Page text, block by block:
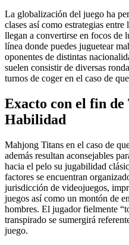
La globalización del juego ha
clases así­ como estrategias
llegan a convertirse en focos de
línea donde puedes juguetear
oponentes de distintas
suelen consistir de diversas
turnos de coger en el caso de
Exacto con el fin de
Habilidad
Mahjong Titans en el caso de
además resultan aconsejables
hacia el pelo su jugabilidad
factores se encuentran
jurisdicción de videojuegos,
juegos así­ como un montón de
hombres. El jugador fielmente
transpirado se sumergirá
juego.